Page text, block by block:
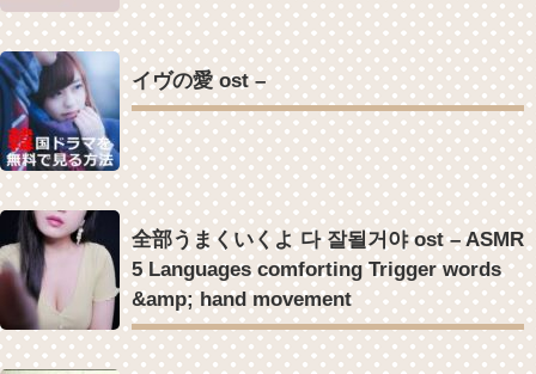
イヴの愛 ost –
全部うまくいくよ 다 잘될거야 ost – ASMR
5 Languages comforting Trigger words
&amp; hand movement